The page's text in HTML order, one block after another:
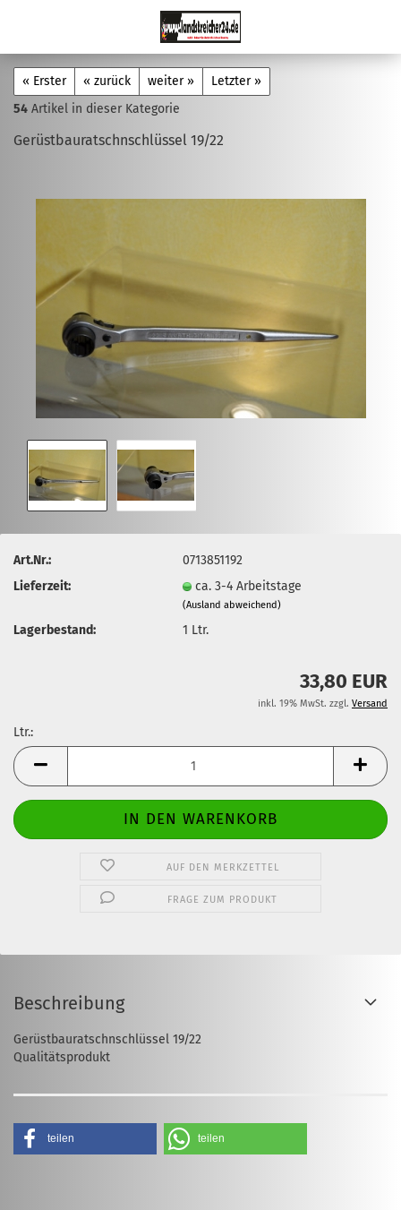
« Erster « zurück weiter »
Letzter »
54 Artikel in dieser Kategorie
Gerüstbauratschnschlüssel 19/22
Art.Nr.:
0713851192
Lieferzeit:
ca. 3-4 Arbeitstage
(Ausland abweichend)
Lagerbestand: 1 Ltr.
33,80 EUR
inkl. 19% MwSt. zzgl. Versand
Ltr.:
Ltr.
AUF DEN MERKZETTEL
FRAGE ZUM PRODUKT
Beschreibung
Gerüstbauratschnschlüssel 19/22
Qualitätsprodukt
teilen teilen